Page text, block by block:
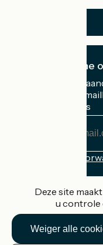
Ik abonneer me
Ontvang elke
Frankrijk in uw
Mijn e-mailadres
Accueil Vélo Pro
Deze site
u controle
Weiger alle